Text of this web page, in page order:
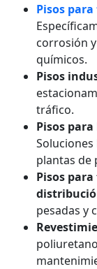
Pisos
corrosión
químicos.
Pisos
tráfico.
Pisos
plantas de
Pisos
pesadas y